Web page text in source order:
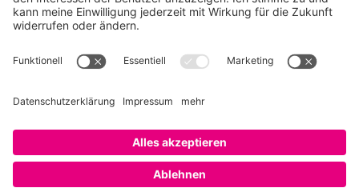
Über SAATKORN
SAATKORN ist der Blog von Gero Hesse. Seit 2009 schreibt
er über die Themen Employer Branding,